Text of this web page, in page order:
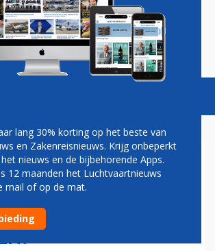
Podcasts Vacatures
OVER EXTRA RUIMTE
GAAT F-35
lang 30% korting op het beste van
en Zakenreisnieuws. Krijg onbeperkt
nieuws en de bijbehorende Apps.
12 maanden het Luchtvaartnieuws
mail of op de mat.